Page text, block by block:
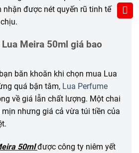
được nét quyến rũ tinh tế
Meira 50ml giá bao
băn khoăn khi chọn mua Lua
quá bận tâm, Lua Perfume
về giá lẫn chất lượng. Một chai
nhưng giá cả vừa túi tiền của
50mlđược công ty niêm yết